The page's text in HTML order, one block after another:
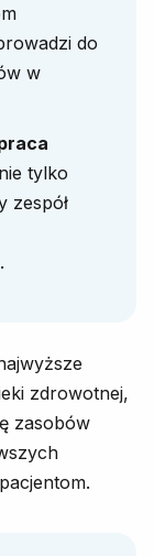
do
w
tylko
zespół
zdrowotnej,
zasobów